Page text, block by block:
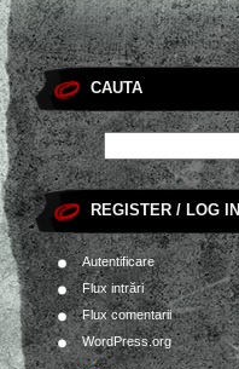
CAUTA
REGISTER / LOG IN
Autentificare
Flux intrări
Flux comentarii
WordPress.org